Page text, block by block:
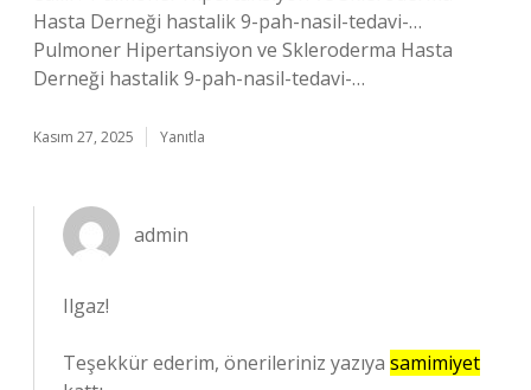
Hasta Derneği hastalik 9-pah-nasil-tedavi-…
Pulmoner Hipertansiyon ve Skleroderma Hasta
Derneği hastalik 9-pah-nasil-tedavi-…
Kasım 27, 2025 Yanıtla
admin
Ilgaz!
Teşekkür ederim, önerileriniz yazıya samimiyet